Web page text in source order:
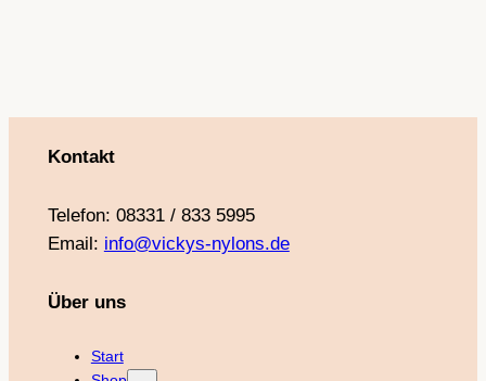
Kontakt
Telefon: 08331 / 833 5995
Email: info@vickys-nylons.de
Über uns
Start